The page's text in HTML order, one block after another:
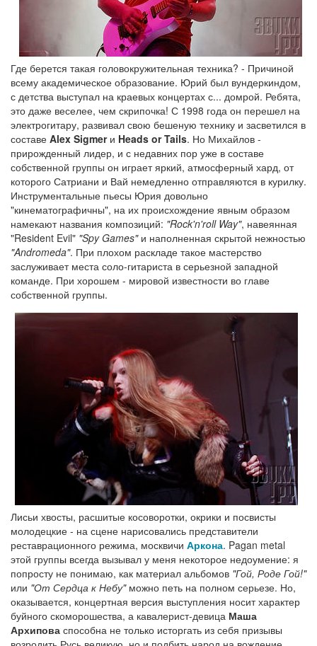
Где берется такая головокружительная техника? - Причиной
всему академическое образование. Юрий был вундеркиндом,
с детства выступал на краевых концертах с... домрой. Ребята,
это даже веселее, чем скрипочка! С 1998 года он перешел на
электрогитару, развивал свою бешеную технику и засветился в
составе Alex Sigmerи Heads or Tails. Но Михайлов -
прирожденный лидер, и с недавних пор уже в составе
собственной группы он играет яркий, атмосферный хард, от
которого Сатриани и Вай немедленно отправляются в курилку.
Инструментальные пьесы Юрия довольно
"кинематографичны", на их происхождение явным образом
намекают названия композиций: "Rock'n'roll Way", навеянная
"Resident Evil" "Spy Games"и наполненная скрытой нежностью
"Andromeda". При плохом раскладе такое мастерство
заслуживает места соло-гитариста в серьезной западной
команде. При хорошем - мировой известности во главе
собственной группы.
Лисьи хвосты, расшитые косоворотки, окрики и посвисты
молодецкие - на сцене нарисовались представители
реставрационного режима, москвичи Аркона. Pagan metal
этой группы всегда вызывал у меня некоторое недоумение: я
попросту не понимаю, как материал альбомов "Гой, Роде Гой!"
или "От Сердца к Небу"можно петь на полном серьезе. Но,
оказывается, концертная версия выступления носит характер
буйного скоморошества, а кавалерист-девица Маша
Архипова способна не только исторгать из себя призывы